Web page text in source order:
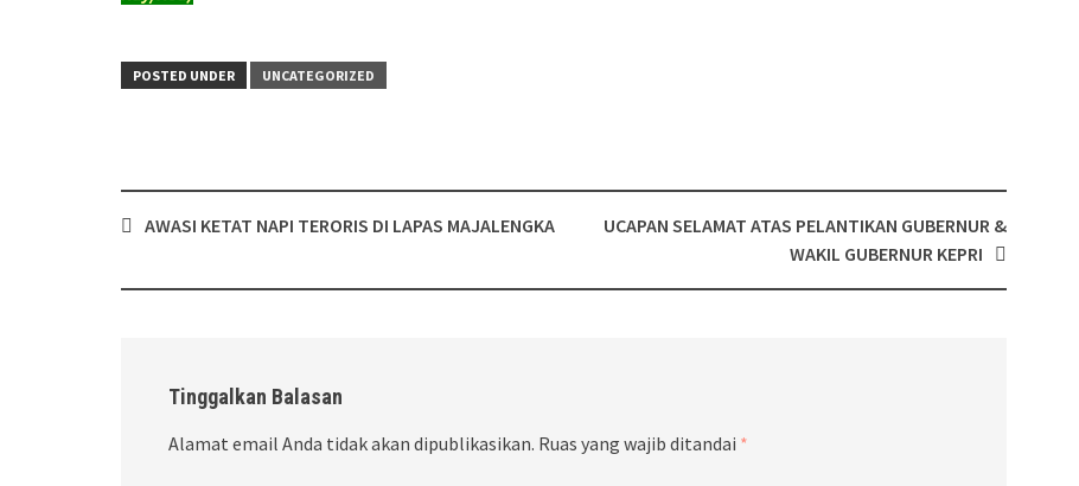
POSTED UNDER UNCATEGORIZED
PostAWASI KETAT NAPI TERORIS DI LAPAS MAJALENGKA
UCAPAN SELAMAT ATAS PELANTIKAN GUBERNUR &
WAKIL GUBERNUR KEPRI
Tinggalkan Balasan
Alamat email Anda tidak akan dipublikasikan. Ruas yang wajib ditandai *